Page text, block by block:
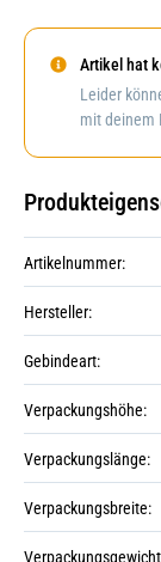
Artikel hat
Leider
mit deinem
Artikelnummer:
Hersteller:
Gebindeart:
Verpackungshöhe:
Verpackungslänge:
Verpackungsbreite: